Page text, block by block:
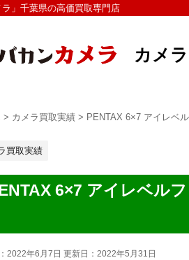
ラ」千葉県の高価買取専門店
カメ
> カメラ買取実績 > PENTAX 6×7 アイレベ
買取実績
6×7 アイレベル
2022年6月7日 更新日： 2022年5月31日